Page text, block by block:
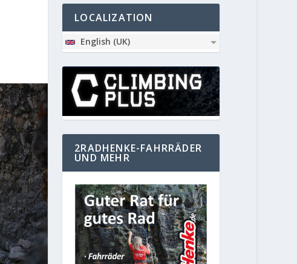
LOCALIZATION
English (UK)
2RADHENKE-FAHRRÄDER
UND MEHR